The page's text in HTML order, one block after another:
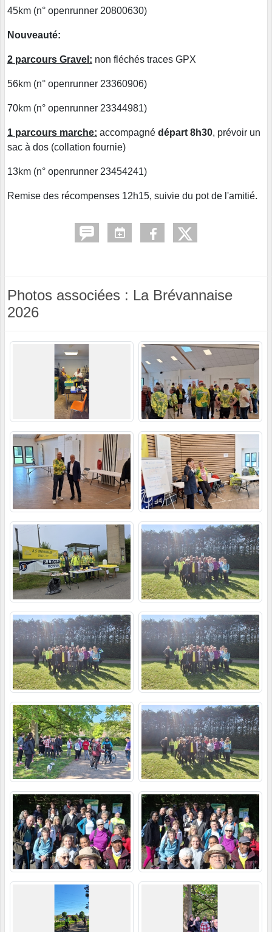
45km (n° openrunner 20800630)
Nouveauté:
2 parcours Gravel: non fléchés traces GPX
56km (n° openrunner 23360906)
70km (n° openrunner 23344981)
1 parcours marche: accompagné départ 8h30, prévoir un
sac à dos (collation fournie)
13km (n° openrunner 23454241)
Remise des récompenses 12h15, suivie du pot de l'amitié.
Photos associées : La Brévannaise
2026